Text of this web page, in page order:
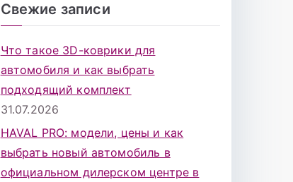
Свежие записи
Что такое 3D-коврики для
автомобиля и как выбрать
подходящий комплект
31.07.2026
HAVAL PRO: модели, цены и как
выбрать новый автомобиль в
официальном дилерском центре в